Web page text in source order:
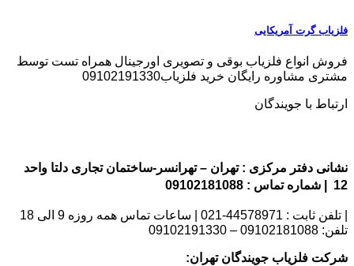
فلزیاب گرت آمریکایی
فروش انواع فلزیاب بوقی و تصویری اورجینال همراه تست توسط
مشتری مشاوره رایگان خرید فلزیاب09102191330
ارتباط با جویندگان
نشانی دفتر مرکزی : تهران – تهرانسر-ساختمان تجاری دلتا واحد
12 | شماره تماس : 09102181088
| تلفن ثابت : 44578971-021 | ساعات تماس همه روزه 9 الی 18
تلفن: 09102181088 – 09102191330
شرکت فلزیاب جویندگان تهران: